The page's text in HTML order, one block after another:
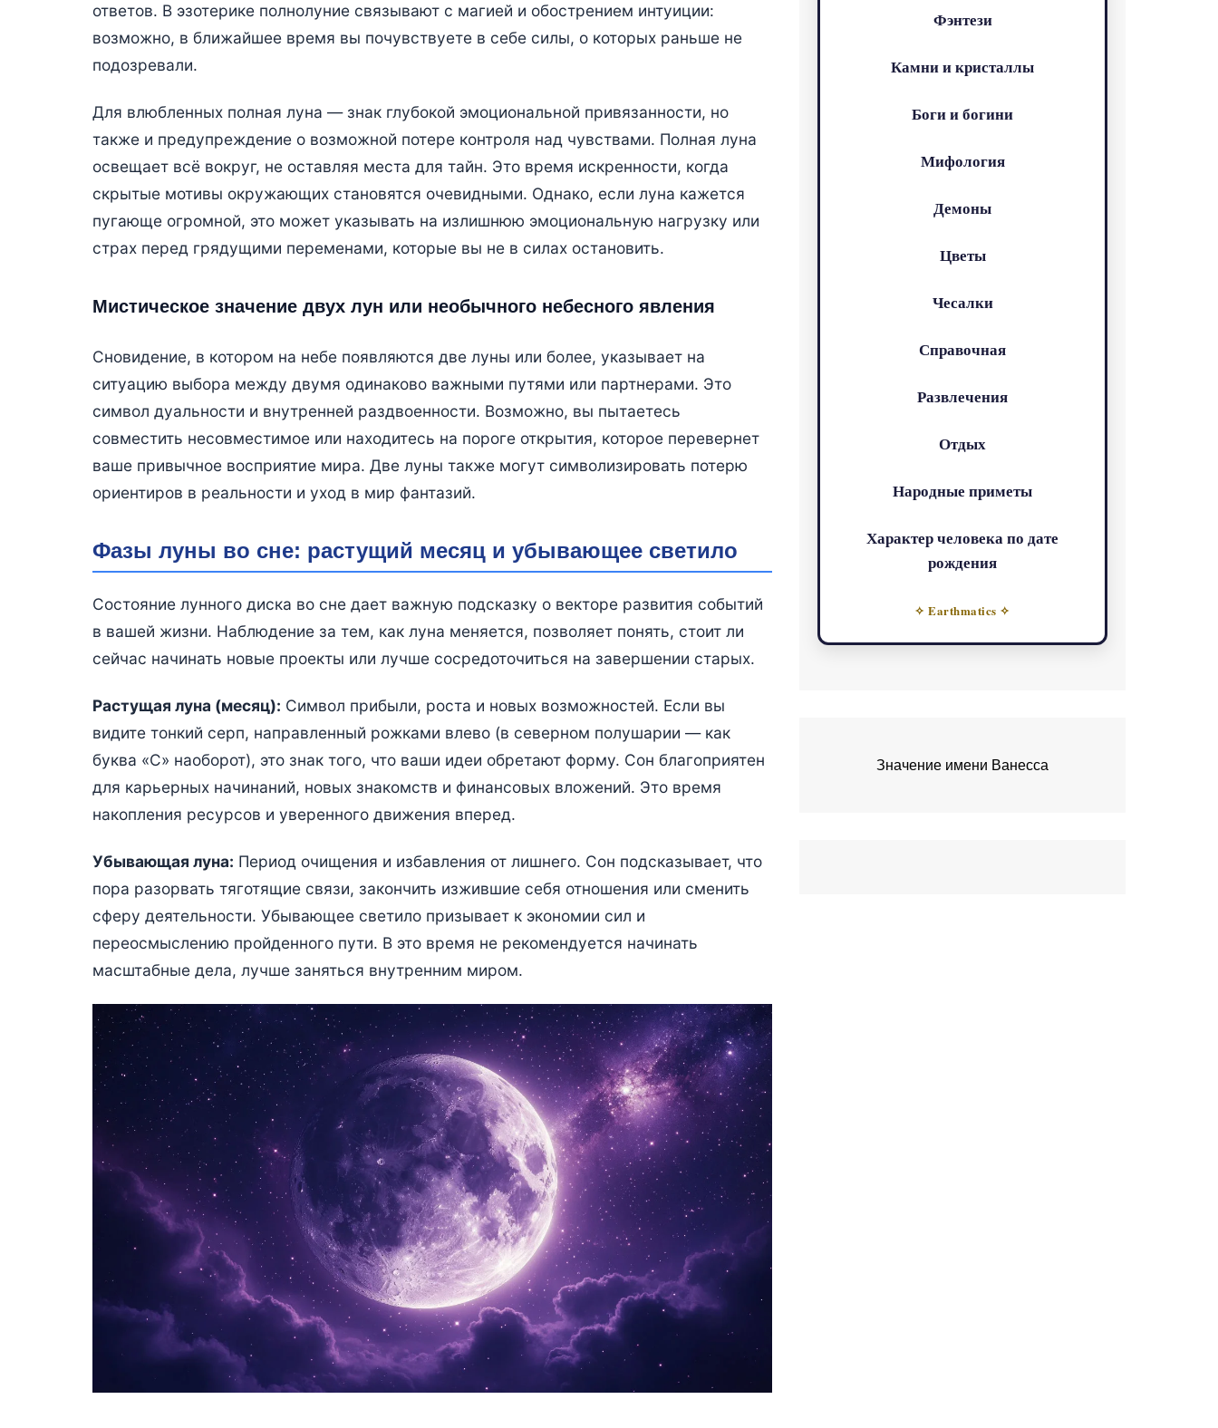
ответов. В эзотерике полнолуние связывают с магией и обострением интуиции:
возможно, в ближайшее время вы почувствуете в себе силы, о которых раньше не
подозревали.
Для влюбленных полная луна — знак глубокой эмоциональной привязанности, но
также и предупреждение о возможной потере контроля над чувствами. Полная луна
освещает всё вокруг, не оставляя места для тайн. Это время искренности, когда
скрытые мотивы окружающих становятся очевидными. Однако, если луна кажется
пугающе огромной, это может указывать на излишнюю эмоциональную нагрузку или
страх перед грядущими переменами, которые вы не в силах остановить.
Мистическое значение двух лун или необычного небесного явления
Сновидение, в котором на небе появляются две луны или более, указывает на
ситуацию выбора между двумя одинаково важными путями или партнерами. Это
символ дуальности и внутренней раздвоенности. Возможно, вы пытаетесь
совместить несовместимое или находитесь на пороге открытия, которое перевернет
ваше привычное восприятие мира. Две луны также могут символизировать потерю
ориентиров в реальности и уход в мир фантазий.
Фазы луны во сне: растущий месяц и убывающее светило
Состояние лунного диска во сне дает важную подсказку о векторе развития событий
в вашей жизни. Наблюдение за тем, как луна меняется, позволяет понять, стоит ли
сейчас начинать новые проекты или лучше сосредоточиться на завершении старых.
Растущая луна (месяц): Символ прибыли, роста и новых возможностей. Если вы
видите тонкий серп, направленный рожками влево (в северном полушарии — как
буква «С» наоборот), это знак того, что ваши идеи обретают форму. Сон благоприятен
для карьерных начинаний, новых знакомств и финансовых вложений. Это время
накопления ресурсов и уверенного движения вперед.
Убывающая луна: Период очищения и избавления от лишнего. Сон подсказывает, что
пора разорвать тяготящие связи, закончить изжившие себя отношения или сменить
сферу деятельности. Убывающее светило призывает к экономии сил и
переосмыслению пройденного пути. В это время не рекомендуется начинать
масштабные дела, лучше заняться внутренним миром.
Фэнтези
Камни и кристаллы
Боги и богини
Мифология
Демоны
Цветы
Чесалки
Справочная
Развлечения
Отдых
Народные приметы
Характер человека по дате
рождения
✧ Earthmatics ✧
Значение имени Ванесса